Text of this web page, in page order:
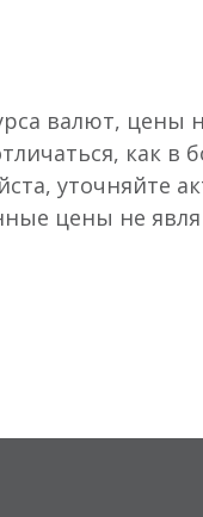
валют, цены
как в
уточняйте
цены не